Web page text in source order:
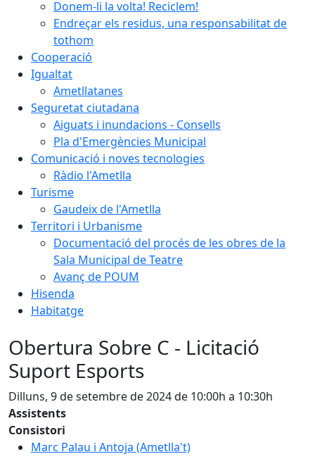
Donem-li la volta! Reciclem!
Endreçar els residus, una responsabilitat de
tothom
Cooperació
Igualtat
Ametllatanes
Seguretat ciutadana
Aiguats i inundacions - Consells
Pla d'Emergències Municipal
Comunicació i noves tecnologies
Ràdio l'Ametlla
Turisme
Gaudeix de l'Ametlla
Territori i Urbanisme
Documentació del procés de les obres de la
Sala Municipal de Teatre
Avanç de POUM
Hisenda
Habitatge
Obertura Sobre C - Licitació
Suport Esports
Dilluns, 9 de setembre de 2024 de 10:00h a 10:30h
Assistents
Consistori
Marc Palau i Antoja (Ametlla't)